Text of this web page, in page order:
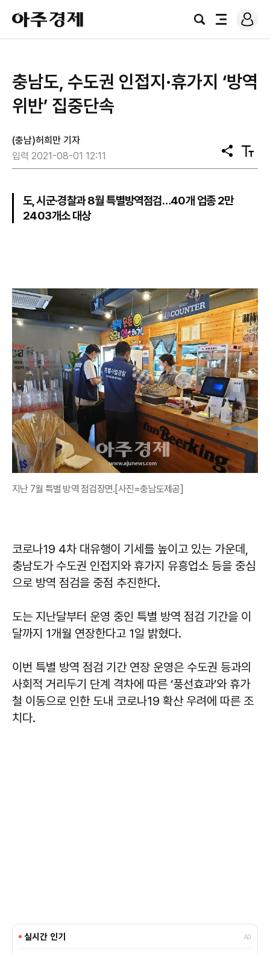
아
주
경
검
전
로
그
충남도, 수도권 인접지·휴가지 ‘방역
위반’ 집중단속
(충남)허희만 기자
입력 2021-08-01 12:11
공
유
텍
스
도, 시군·경찰과 8월 특별방역점검…40개 업종 2만
2403개소 대상
지난 7월 특별 방역 점검장면.[사진=충남도제공]
코로나19 4차 대유행이 기세를 높이고 있는 가운데,
충남도가 수도권 인접지와 휴가지 유흥업소 등을 중심
으로 방역 점검을 중점 추진한다.
도는 지난달부터 운영 중인 특별 방역 점검 기간을 이
달까지 1개월 연장한다고 1일 밝혔다.
이번 특별 방역 점검 기간 연장 운영은 수도권 등과의
사회적 거리두기 단계 격차에 따른 ‘풍선효과’와 휴가
철 이동으로 인한 도내 코로나19 확산 우려에 따른 조
치다.